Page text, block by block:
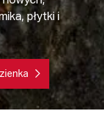
płytki i